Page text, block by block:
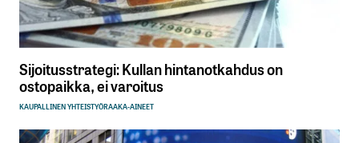
Sijoitusstrategi: Kullan hintanotkahdus on
ostopaikka, ei varoitus
KAUPALLINEN YHTEISTYÖRAAKA-AINEET